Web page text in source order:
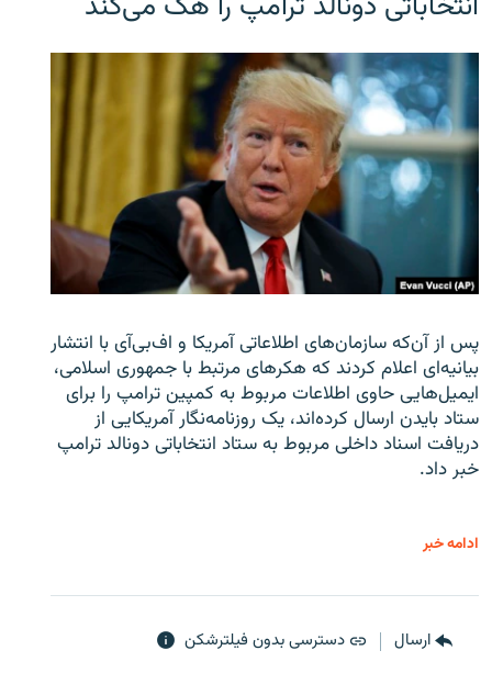
پس از آن‌که سازمان‌های اطلاعاتی آمریکا و اف‌بی‌آی با انتشار
بیانیه‌ای اعلام کردند که هکرهای مرتبط با جمهوری اسلامی،
ایمیل‌هایی حاوی اطلاعات مربوط به کمپین ترامپ را برای
ستاد بایدن ارسال کرده‌اند، یک روزنامه‌نگار آمریکایی از
دریافت اسناد داخلی مربوط به ستاد انتخاباتی دونالد ترامپ
خبر داد.
ادامه خبر
ارسال دسترسی بدون فیلترشکن